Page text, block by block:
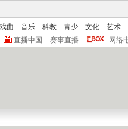
戏曲 音乐 科教 青少 文化
艺术
直播中国 赛事直播 网络